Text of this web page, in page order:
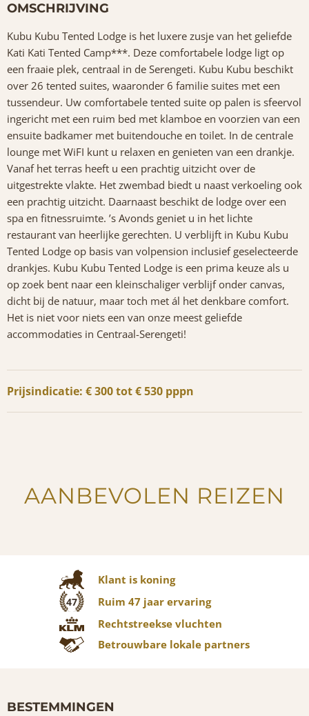
OMSCHRIJVING
Kubu Kubu Tented Lodge is het luxere zusje van het geliefde
Kati Kati Tented Camp***. Deze comfortabele lodge ligt op
een fraaie plek, centraal in de Serengeti. Kubu Kubu beschikt
over 26 tented suites, waaronder 6 familie suites met een
tussendeur. Uw comfortabele tented suite op palen is sfeervol
ingericht met een ruim bed met klamboe en voorzien van een
ensuite badkamer met buitendouche en toilet. In de centrale
lounge met WiFI kunt u relaxen en genieten van een drankje.
Vanaf het terras heeft u een prachtig uitzicht over de
uitgestrekte vlakte. Het zwembad biedt u naast verkoeling ook
een prachtig uitzicht. Daarnaast beschikt de lodge over een
spa en fitnessruimte. ’s Avonds geniet u in het lichte
restaurant van heerlijke gerechten. U verblijft in Kubu Kubu
Tented Lodge op basis van volpension inclusief geselecteerde
drankjes. Kubu Kubu Tented Lodge is een prima keuze als u
op zoek bent naar een kleinschaliger verblijf onder canvas,
dicht bij de natuur, maar toch met ál het denkbare comfort.
Het is niet voor niets een van onze meest geliefde
accommodaties in Centraal-Serengeti!
Prijsindicatie: € 300 tot € 530 pppn
AANBEVOLEN REIZEN
Klant is koning
47
Ruim 47 jaar ervaring
Rechtstreekse vluchten
Betrouwbare lokale partners
BESTEMMINGEN